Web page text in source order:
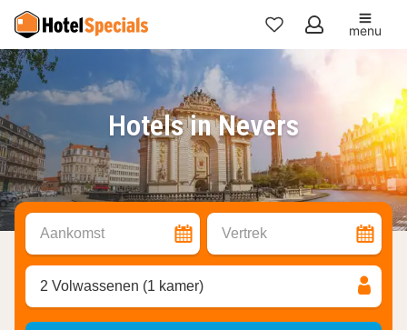
Mijn
favorieten
menu
Hotels in Nevers
Aankomst Vertrek
2 Volwassenen (1 kamer)